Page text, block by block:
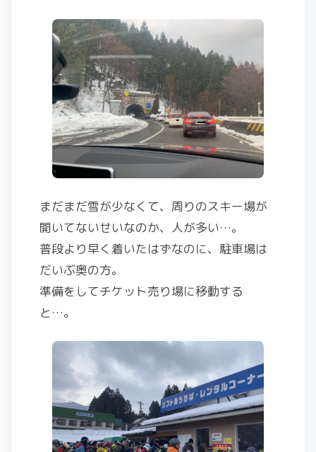
まだまだ雪が少なくて、周りのスキー場が
開いてないせいなのか、人が多い…。
普段より早く着いたはずなのに、駐車場は
だいぶ奥の方。
準備をしてチケット売り場に移動する
と…。